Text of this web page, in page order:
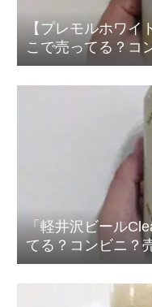
【プレモルホワ
こで売ってる？コ
「軽井沢ビール
てる？コンビニ？